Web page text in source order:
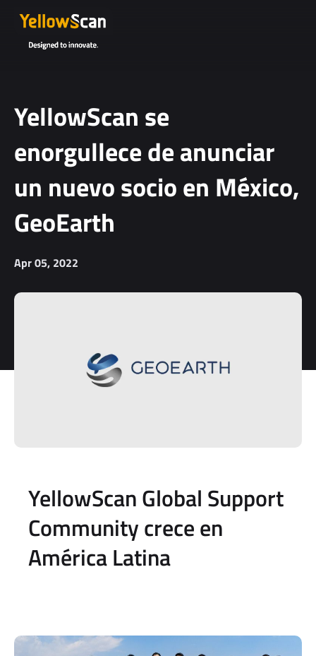
YellowScan se
enorgullece de anunciar
un nuevo socio en México,
GeoEarth
Apr 05, 2022
YellowScan Global Support
Community crece en
América Latina